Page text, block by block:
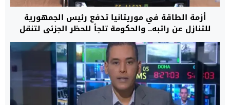
أزمة الطاقة في موريتانيا تدفع رئيس الجمهورية
للتنازل عن راتبه.. والحكومة تلجأ للحظر الجزئي لتنقل
السيارات داخل المدن